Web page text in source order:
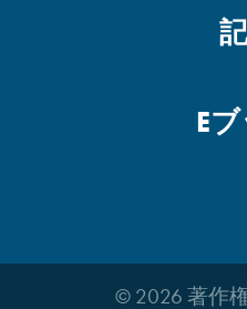
E
© 2026 著作